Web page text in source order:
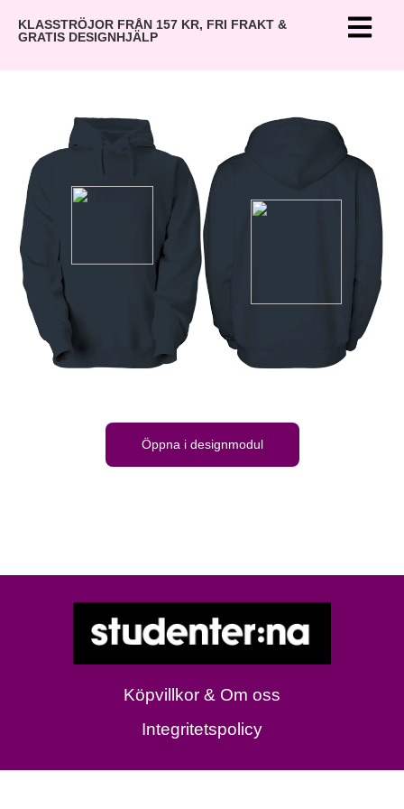
KLASSTRÖJOR FRÅN 157 KR, FRI FRAKT &
GRATIS DESIGNHJÄLP
Öppna i designmodul
Köpvillkor & Om oss
Integritetspolicy